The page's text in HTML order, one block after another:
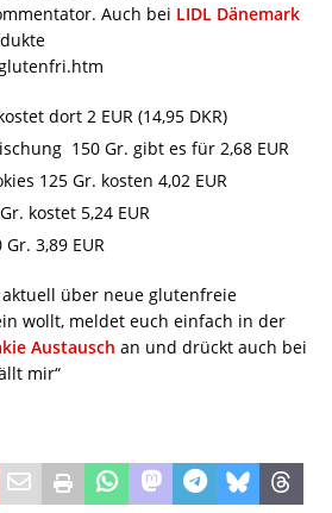
Auch bei LIDL Dänemark
dort 2 EUR (14,95 DKR)
150 Gr. gibt es für 2,68 EUR
125 Gr. kosten 4,02 EUR
kostet 5,24 EUR
3,89 EUR
über neue glutenfreie
wollt, meldet euch einfach in der
Austausch an und drückt auch bei
mir“